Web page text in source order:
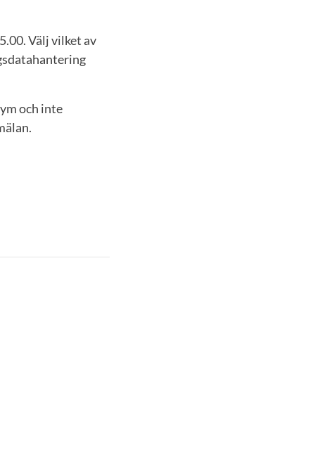
Välj vilket av
och inte